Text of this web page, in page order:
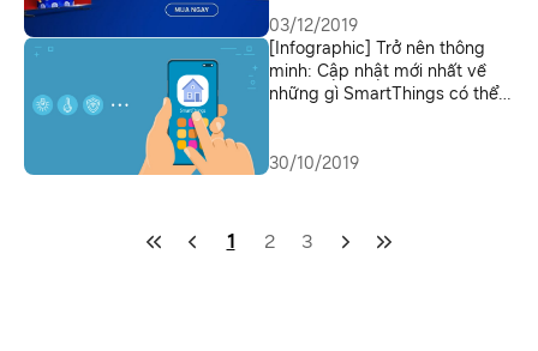
03/12/2019
[Infographic] Trở nên thông
minh: Cập nhật mới nhất về
những gì SmartThings có thể
30/10/2019
1 2 3